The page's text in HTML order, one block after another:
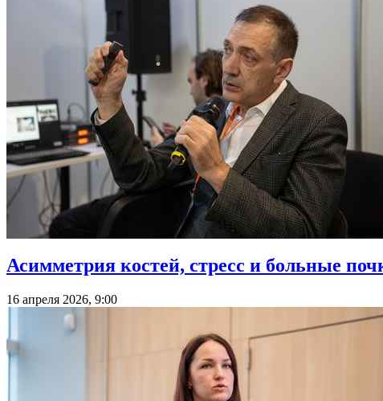
Асимметрия костей, стресс и больные
16 апреля 2026, 9:00